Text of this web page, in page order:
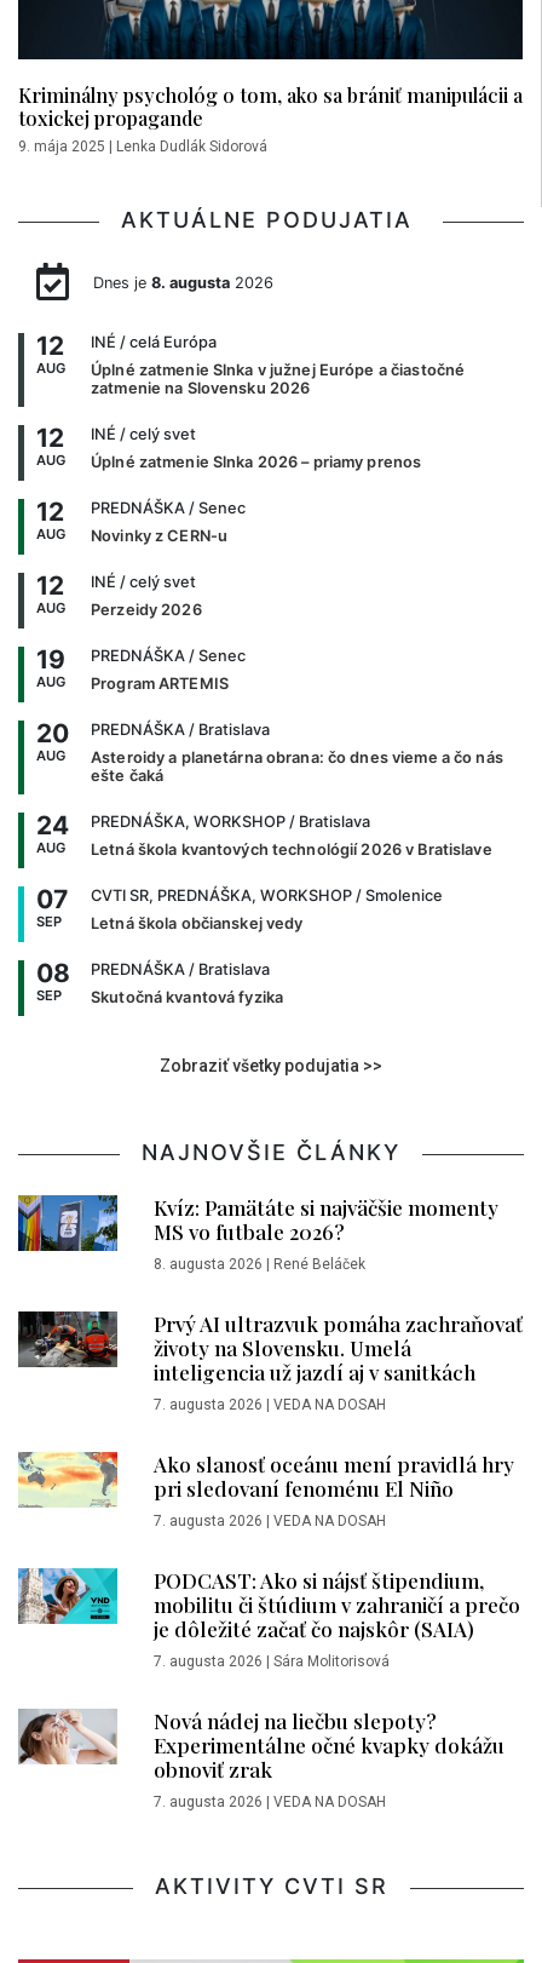
Kriminálny psychológ o tom, ako sa brániť manipulácii a
toxickej propagande
9. mája 2025 Lenka Dudlák Sidorová
AKTUÁLNE PODUJATIA
Dnes je 8. augusta2026
12
AUG
INÉ / celá Európa
Úplné zatmenie Slnka v južnej Európe a čiastočné
zatmenie na Slovensku 2026
12
AUG
INÉ / celý svet
Úplné zatmenie Slnka 2026 – priamy prenos
12
AUG
PREDNÁŠKA / Senec
Novinky z CERN-u
12
AUG
INÉ / celý svet
Perzeidy 2026
19
AUG
PREDNÁŠKA / Senec
Program ARTEMIS
20
AUG
PREDNÁŠKA / Bratislava
Asteroidy a planetárna obrana: čo dnes vieme a čo nás
ešte čaká
24
AUG
PREDNÁŠKA, WORKSHOP / Bratislava
Letná škola kvantových technológií 2026 v Bratislave
07
SEP
CVTI SR, PREDNÁŠKA, WORKSHOP / Smolenice
Letná škola občianskej vedy
08
SEP
PREDNÁŠKA / Bratislava
Skutočná kvantová fyzika
Zobraziť všetky podujatia >>
NAJNOVŠIE ČLÁNKY
Kvíz: Pamätáte si najväčšie momenty
MS vo futbale 2026?
8. augusta 2026 René Beláček
Prvý AI ultrazvuk pomáha zachraňovať
životy na Slovensku. Umelá
inteligencia už jazdí aj v sanitkách
7. augusta 2026 VEDA NA DOSAH
Ako slanosť oceánu mení pravidlá hry
pri sledovaní fenoménu El Niño
7. augusta 2026 VEDA NA DOSAH
PODCAST: Ako si nájsť štipendium,
mobilitu či štúdium v zahraničí a prečo
je dôležité začať čo najskôr (SAIA)
7. augusta 2026 Sára Molitorisová
Nová nádej na liečbu slepoty?
Experimentálne očné kvapky dokážu
obnoviť zrak
7. augusta 2026 VEDA NA DOSAH
AKTIVITY CVTI SR